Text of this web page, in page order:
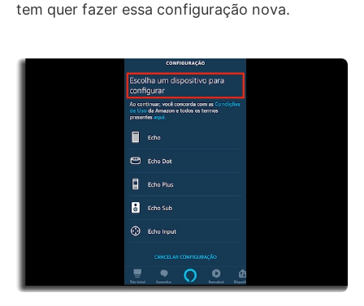
tem quer fazer essa configuração nova.